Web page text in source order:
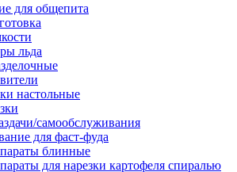
для общепита
льда
настольные
самообслуживания
для фаст-фуда
блинные
для нарезки картофеля спиралью